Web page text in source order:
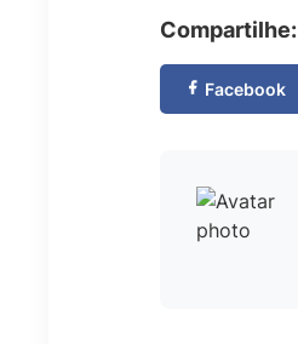
Compartilhe:
Facebook